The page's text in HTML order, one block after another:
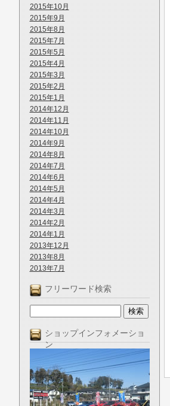
2015年10月
2015年9月
2015年8月
2015年7月
2015年5月
2015年4月
2015年3月
2015年2月
2015年1月
2014年12月
2014年11月
2014年10月
2014年9月
2014年8月
2014年7月
2014年6月
2014年5月
2014年4月
2014年3月
2014年2月
2014年1月
2013年12月
2013年8月
2013年7月
フリーワード検索
ショップインフォメーショ
ン